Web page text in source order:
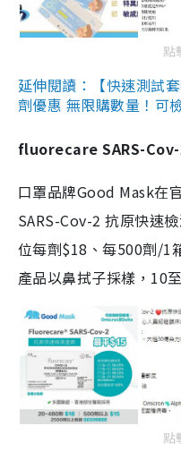
點
延伸閱讀：【快速測試
劑優惠 無限購數量！可
fluorecare SARS-Cov-
口罩品牌Good Mask在
SARS-Cov-2 抗原快速
位每劑$18、每500劑/1
產品以鼻拭子採樣，10
點